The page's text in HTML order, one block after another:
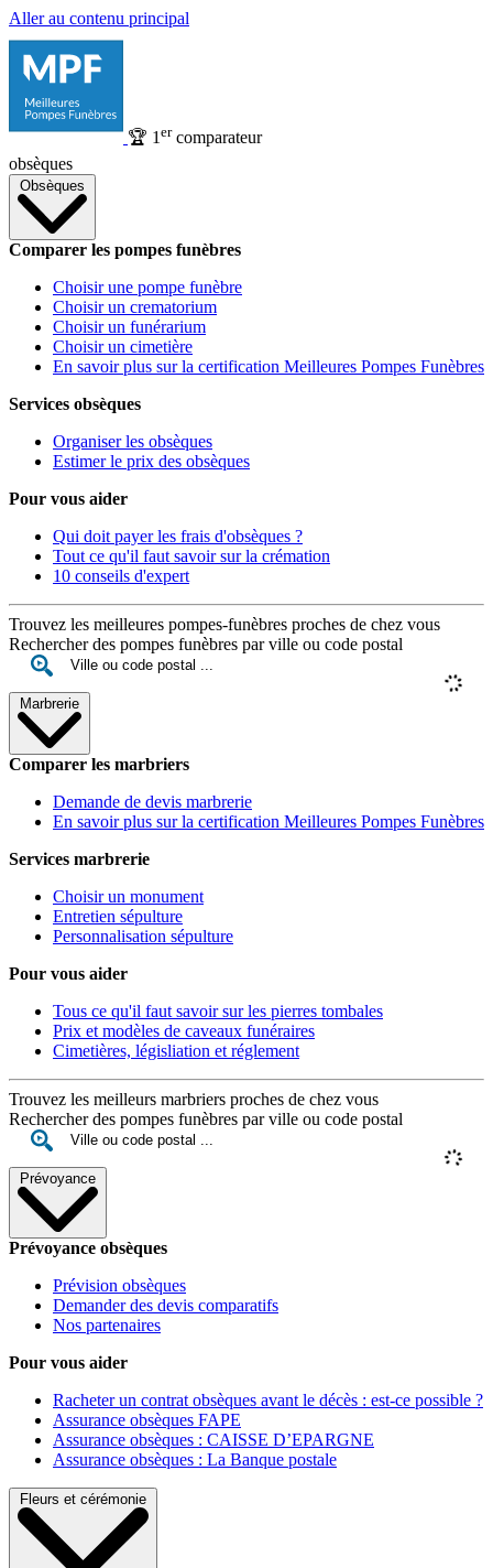
Aller au contenu principal
🏆 1 ercomparateur
obsèques
Obsèques
Comparer les pompes funèbres
Choisir une pompe funèbre
Choisir un crematorium
Choisir un funérarium
Choisir un cimetière
En savoir plus sur la certification Meilleures Pompes Funèbres
Services obsèques
Organiser les obsèques
Estimer le prix des obsèques
Pour vous aider
Qui doit payer les frais d'obsèques ?
Tout ce qu'il faut savoir sur la crémation
10 conseils d'expert
Trouvez les meilleures pompes-funèbres proches de chez vous
Rechercher des pompes funèbres par ville ou code postal
Marbrerie
Comparer les marbriers
Demande de devis marbrerie
En savoir plus sur la certification Meilleures Pompes Funèbres
Services marbrerie
Choisir un monument
Entretien sépulture
Personnalisation sépulture
Pour vous aider
Tous ce qu'il faut savoir sur les pierres tombales
Prix et modèles de caveaux funéraires
Cimetières, législiation et réglement
Trouvez les meilleurs marbriers proches de chez vous
Rechercher des pompes funèbres par ville ou code postal
Prévoyance
Prévoyance obsèques
Prévision obsèques
Demander des devis comparatifs
Nos partenaires
Pour vous aider
Racheter un contrat obsèques avant le décès : est-ce possible ?
Assurance obsèques FAPE
Assurance obsèques : CAISSE D’EPARGNE
Assurance obsèques : La Banque postale
Fleurs et cérémonie